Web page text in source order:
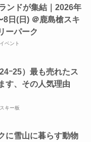
ンドが集結｜2026年
8日(日) ＠鹿島槍スキ
ーパーク
イベント
ｰ25）最も売れたス
す、その人気理由
スキー板
に雪山に暮らす動物